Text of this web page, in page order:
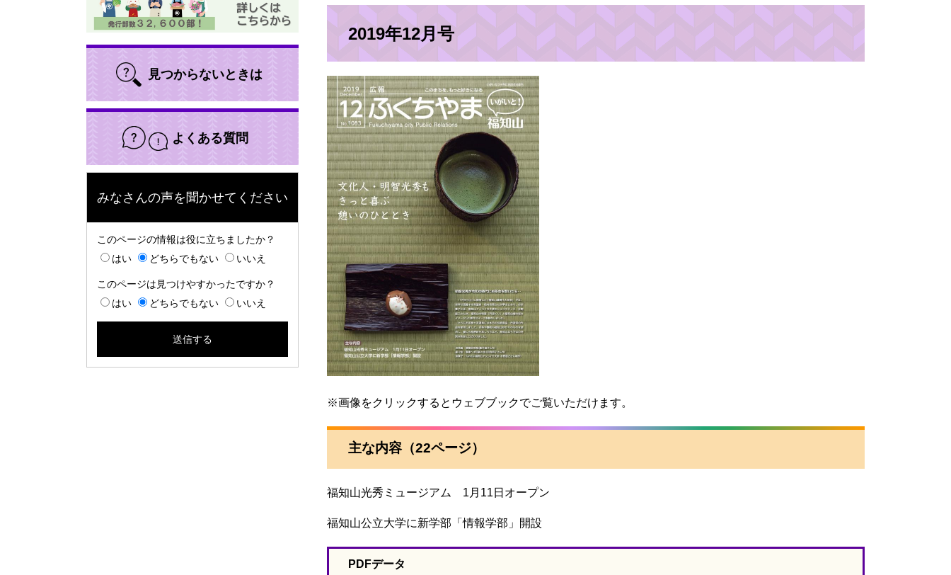
2019年12月号
※画像をクリックするとウェブブックでご覧いただけます。
主な内容（22ページ）
福知山光秀ミュージアム 1月11日オープン
福知山公立大学に新学部「情報学部」開設
PDFデータ
見つからないときは
よくある質問
みなさんの声を聞かせてください
このページの情報は役に立ちましたか？
はい
どちらでもない いいえ
このページは見つけやすかったですか？
はい
どちらでもない いいえ